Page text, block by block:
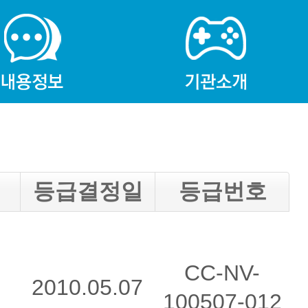
등급결정일 등급번호
2010.05.07
CC-NV-
100507-012